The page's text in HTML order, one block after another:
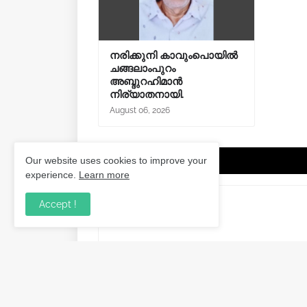
നരിക്കുനി കാവുംപൊയിൽ
ചങ്ങലാംപുറം
അബ്ദുറഹിമാൻ
നിര്യാതനായി.
August 06, 2026
Post a Comment
Our website uses cookies to improve your
experience. Learn more
Accept !